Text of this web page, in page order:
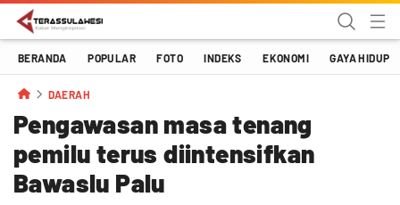
Terassulawesi
Kabar Menginspirasi
BERANDA POPULAR FOTO INDEKS EKONOMI GAYA HIDUP
DAERAH
Pengawasan masa tenang
pemilu terus diintensifkan
Bawaslu Palu